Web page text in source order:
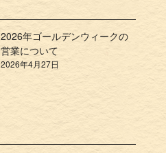
2026年ゴールデンウィークの
営業について
2026年4月27日